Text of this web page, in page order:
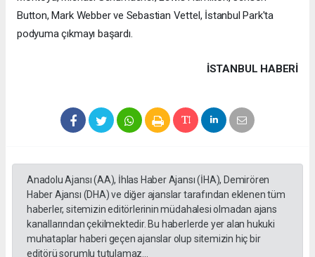
Button, Mark Webber ve Sebastian Vettel, İstanbul Park'ta
podyuma çıkmayı başardı.
İSTANBUL HABERİ
Anadolu Ajansı (AA), İhlas Haber Ajansı (İHA), Demirören
Haber Ajansı (DHA) ve diğer ajanslar tarafından eklenen tüm
haberler, sitemizin editörlerinin müdahalesi olmadan ajans
kanallarından çekilmektedir. Bu haberlerde yer alan hukuki
muhataplar haberi geçen ajanslar olup sitemizin hiç bir
editörü sorumlu tutulamaz...